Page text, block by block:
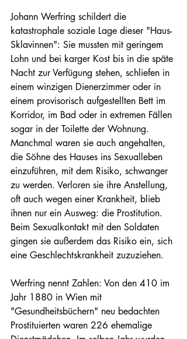
Johann Werfring schildert die
katastrophale soziale Lage dieser "Haus-
Sklavinnen": Sie mussten mit geringem
Lohn und bei karger Kost bis in die späte
Nacht zur Verfügung stehen, schliefen in
einem winzigen Dienerzimmer oder in
einem provisorisch aufgestellten Bett im
Korridor, im Bad oder in extremen Fällen
sogar in der Toilette der Wohnung.
Manchmal waren sie auch angehalten,
die Söhne des Hauses ins Sexualleben
einzuführen, mit dem Risiko, schwanger
zu werden. Verloren sie ihre Anstellung,
oft auch wegen einer Krankheit, blieb
ihnen nur ein Ausweg: die Prostitution.
Beim Sexualkontakt mit den Soldaten
gingen sie außerdem das Risiko ein, sich
eine Geschlechtskrankheit zuzuziehen.
Werfring nennt Zahlen: Von den 410 im
Jahr 1880 in Wien mit
"Gesundheitsbüchern" neu bedachten
Prostituierten waren 226 ehemalige